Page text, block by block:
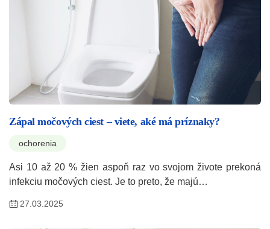
Zápal močových ciest – viete, aké má príznaky?
ochorenia
Asi 10 až 20 % žien aspoň raz vo svojom živote prekoná
infekciu močových ciest. Je to preto, že majú…
27.03.2025